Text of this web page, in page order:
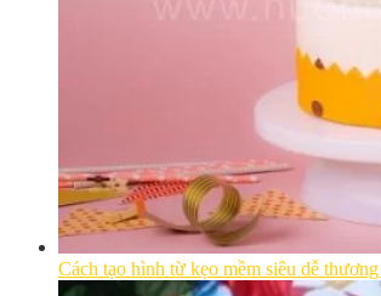
Cách tạo hình từ kẹo mềm siêu dễ